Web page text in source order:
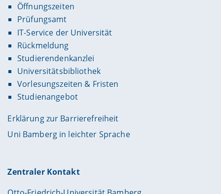
Öffnungszeiten
Prüfungsamt
IT-Service der Universität
Rückmeldung
Studierendenkanzlei
Universitätsbibliothek
Vorlesungszeiten & Fristen
Studienangebot
Erklärung zur Barrierefreiheit
Uni Bamberg in leichter Sprache
Zentraler Kontakt